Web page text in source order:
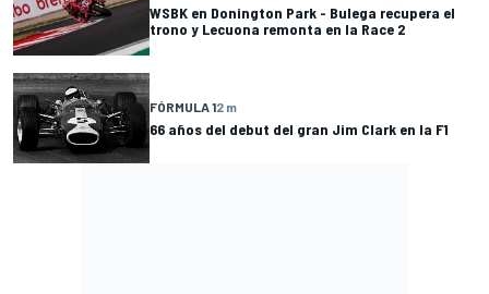
WSBK en Donington Park - Bulega recupera el
trono y Lecuona remonta en la Race 2
FÓRMULA 12 m
66 años del debut del gran Jim Clark en la F1